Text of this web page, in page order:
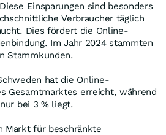
Einsparungen sind besonders
Verbraucher täglich
Dies fördert die Online-
Im Jahr 2024 stammten
Stammkunden.
hat die Online-
Gesamtmarktes erreicht, während
bei 3 % liegt.
Markt für beschränkte